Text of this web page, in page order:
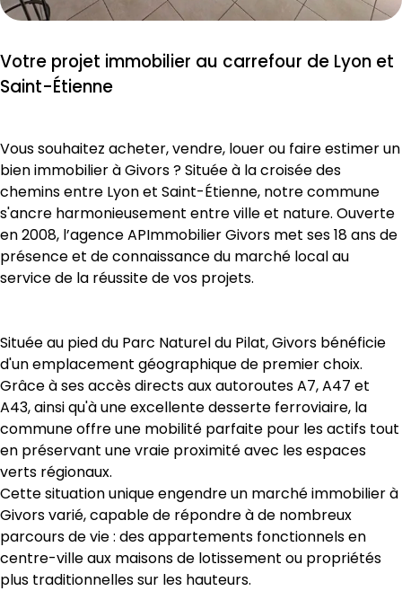
Votre projet immobilier au carrefour de Lyon et
Saint-Étienne
Vous souhaitez acheter, vendre, louer ou faire estimer un
bien immobilier à Givors ? Située à la croisée des
chemins entre Lyon et Saint-Étienne, notre commune
s'ancre harmonieusement entre ville et nature. Ouverte
en 2008, l’agence APImmobilier Givors met ses 18 ans de
présence et de connaissance du marché local au
service de la réussite de vos projets.
Située au pied du Parc Naturel du Pilat, Givors bénéficie
d'un emplacement géographique de premier choix.
Grâce à ses accès directs aux autoroutes A7, A47 et
A43, ainsi qu'à une excellente desserte ferroviaire, la
commune offre une mobilité parfaite pour les actifs tout
en préservant une vraie proximité avec les espaces
verts régionaux.
Cette situation unique engendre un marché immobilier à
Givors varié, capable de répondre à de nombreux
parcours de vie : des appartements fonctionnels en
centre-ville aux maisons de lotissement ou propriétés
plus traditionnelles sur les hauteurs.